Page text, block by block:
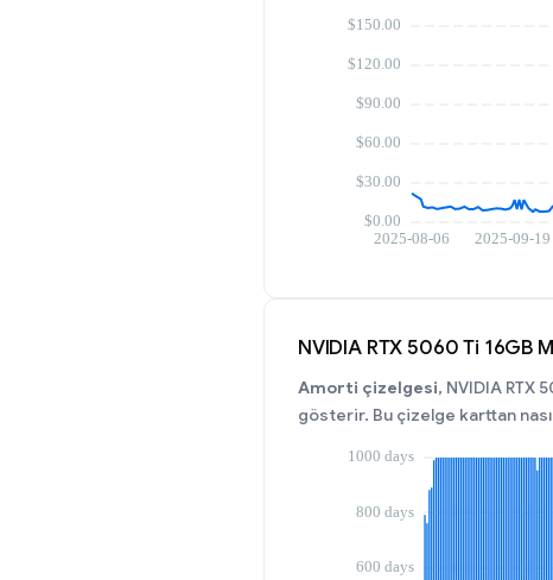
NVIDIA RTX 5060 Ti 16GB
Amorti çizelgesi, NVIDIA RTX
gösterir. Bu çizelge karttan